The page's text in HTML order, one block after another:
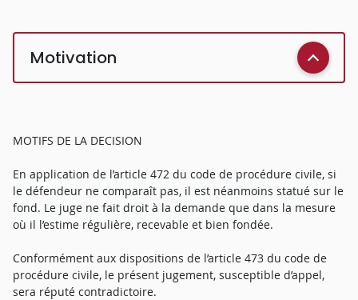
Motivation
MOTIFS DE LA DECISION
En application de l’article 472 du code de procédure civile, si
le défendeur ne comparaît pas, il est néanmoins statué sur le
fond. Le juge ne fait droit à la demande que dans la mesure
où il l’estime régulière, recevable et bien fondée.
Conformément aux dispositions de l’article 473 du code de
procédure civile, le présent jugement, susceptible d’appel,
sera réputé contradictoire.